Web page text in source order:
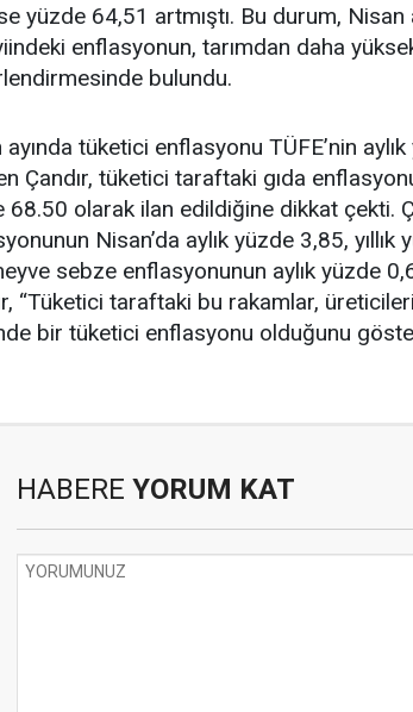
yüzde 64,51 artmıştı. Bu durum,
enflasyonun, tarımdan daha
bulundu.
ayında tüketici enflasyonu TÜFE’nin
Çandır, tüketici taraftaki gıda
68.50 olarak ilan edildiğine dikkat çekti.
Nisan’da aylık yüzde 3,85,
sebze enflasyonunun aylık yüzde
“Tüketici taraftaki bu rakamlar,
bir tüketici enflasyonu olduğunu
HABERE YORUM KAT